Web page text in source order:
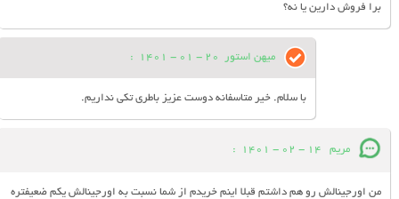
برا فروش دارین یا نه؟
میهن استور 20 - 01 - 1401
:
با سلام. خیر متاسفانه دوست عزیز باطری تکی نداریم.
مریم 14 - 02 - 1401
:
من اورجینالش رو هم داشتم قبلا اینم خریدم از شما نسبت به اورجینالش یکم ضعیفتره